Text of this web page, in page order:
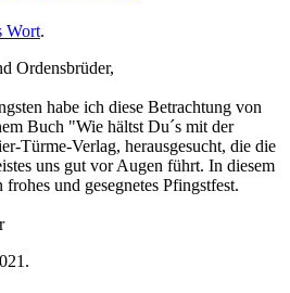
Wort.
Ordensbrüder,
habe ich diese Betrachtung von
Buch "Wie hältst Du´s mit der
Türme-Verlag, herausgesucht, die die
uns gut vor Augen führt. In diesem
und gesegnetes Pfingstfest.
.